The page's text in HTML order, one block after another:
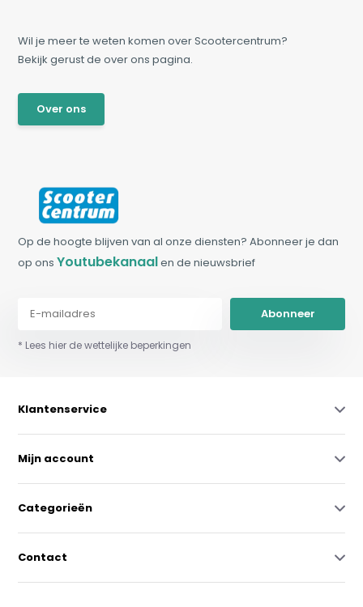
Wil je meer te weten komen over Scootercentrum?
Bekijk gerust de over ons pagina.
Over ons
Op de hoogte blijven van al onze diensten? Abonneer je dan
op onsYoutubekanaalen de nieuwsbrief
Abonneer
* Lees hier de wettelijke beperkingen
Klantenservice
Mijn account
Categorieën
Contact